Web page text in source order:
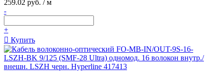
259.02 руб. / м
-
+
Купить